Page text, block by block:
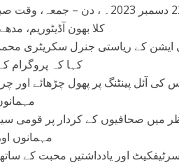
کلا بھون آڈیٹوریم،
ایشن کے ریاستی جنرل سکریٹری
کہا کہ پروگرام
کی آئل پینٹنگ پر پھول چڑھائے اور
2.
میں صحافیوں کے کردار پر قومی
4. مہمانوں
سرٹیفکیٹ اور یادداشتیں محبت کے